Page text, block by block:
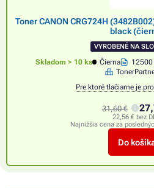
Toner CANON CRG724H
black
VYROBENÉ NA
Skladom > 10 ks Čierna
Pre ktoré tlačiarne je
31,60 €
22,56 € bez
Najnižšia cena za
Do